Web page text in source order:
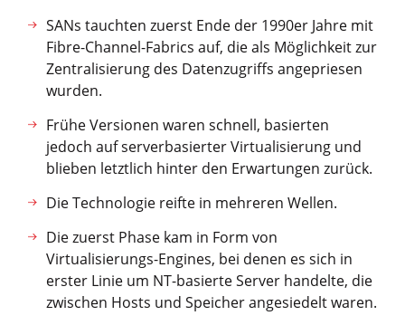
SANs tauchten zuerst Ende der 1990er Jahre mit
Fibre-Channel-Fabrics auf, die als Möglichkeit zur
Zentralisierung des Datenzugriffs angepriesen
wurden.
Frühe Versionen waren schnell, basierten
jedoch auf serverbasierter Virtualisierung und
blieben letztlich hinter den Erwartungen zurück.
Die Technologie reifte in mehreren Wellen.
Die zuerst Phase kam in Form von
Virtualisierungs-Engines, bei denen es sich in
erster Linie um NT-basierte Server handelte, die
zwischen Hosts und Speicher angesiedelt waren.